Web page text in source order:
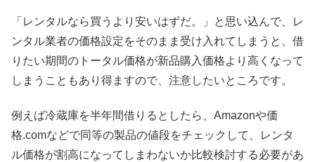
「レンタルなら買うより安いはずだ。」と思い込んで、レ
ンタル業者の価格設定をそのまま受け入れてしまうと、借
りたい期間のトータル価格が新品購入価格より高くなって
しまうこともあり得ますので、注意したいところです。
例えば冷蔵庫を半年間借りるとしたら、Amazonや価
格.comなどで同等の製品の値段をチェックして、レンタ
ル価格が割高になってしまわないか比較検討する必要があ